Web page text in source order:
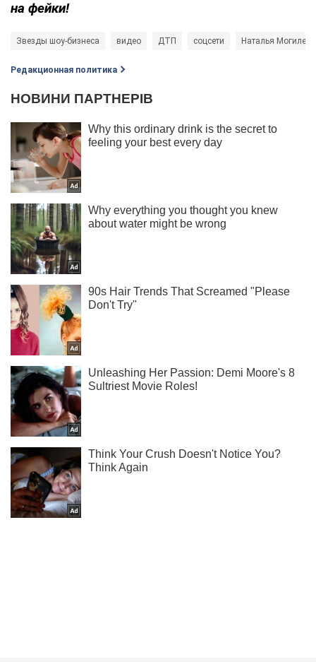
на фейки!
Звезды шоу-бизнеса видео ДТП соцсети Наталья
Редакционная политика